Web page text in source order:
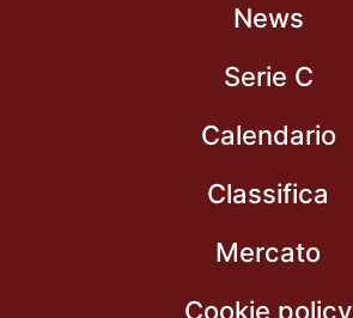
News
Serie C
Calendario
Classifica
Mercato
Cookie policy